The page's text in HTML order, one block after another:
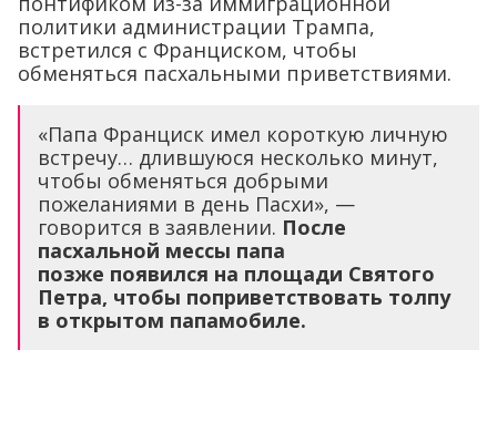
политики администрации Трампа,
встретился с Франциском, чтобы
обменяться пасхальными приветствиями.
«Папа Франциск имел короткую личную
встречу… длившуюся несколько минут,
чтобы обменяться добрыми
пожеланиями в день Пасхи», —
говорится в заявлении. После
пасхальной мессы папа
позже появился на площади Святого
Петра, чтобы поприветствовать толпу
в открытом папамобиле.